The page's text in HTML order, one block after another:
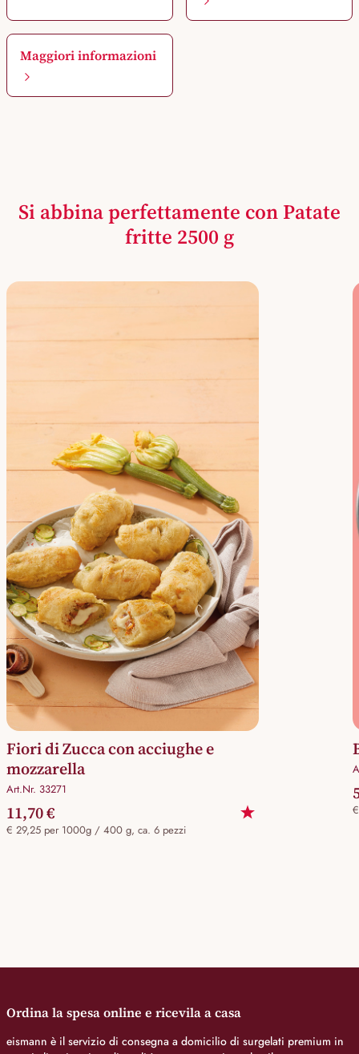
Maggiori informazioni
Si abbina perfettamente con Patate
fritte 2500 g
Fiori di Zucca con acciughe e
mozzarella
Art.Nr. 33271
11,70 €
€ 29,25 per 1000g / 400 g, ca. 6 pezzi
Ordina la spesa online e ricevila a casa
eismann è il servizio di consegna a domicilio di surgelati premium in